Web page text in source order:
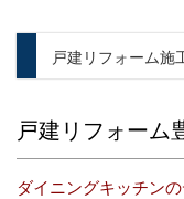
戸建リフォーム施
戸建リフォーム
ダイニングキッチン